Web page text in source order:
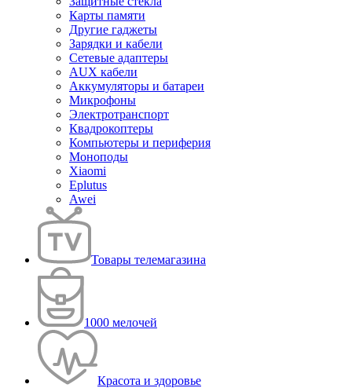
Карты памяти
Другие гаджеты
Зарядки и кабели
Сетевые адаптеры
AUX кабели
Аккумуляторы и батареи
Микрофоны
Электротранспорт
Квадрокоптеры
Компьютеры и периферия
Моноподы
Xiaomi
Eplutus
Awei
Товары телемагазина
1000 мелочей
Красота и здоровье